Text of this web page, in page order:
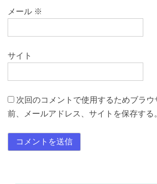
メール ※
サイト
次回のコメントで使用するためブラウ
前、メールアドレス、サイトを保存する。